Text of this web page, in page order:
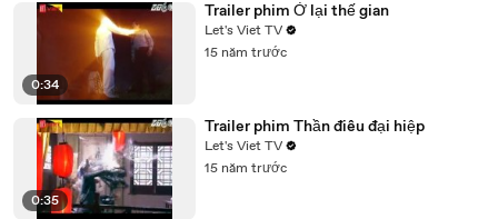
0:34
Trailer phim Ở lại thế gian
Let's Viet TV
15 năm trước
0:35
Trailer phim Thần điêu đại hiệp
Let's Viet TV
15 năm trước